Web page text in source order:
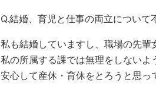
Q.結婚、育児と仕事の両立について
私も結婚していますし、職場の先輩
私の所属する課では無理をしないよ
安心して産休・育休をとろうと思っ